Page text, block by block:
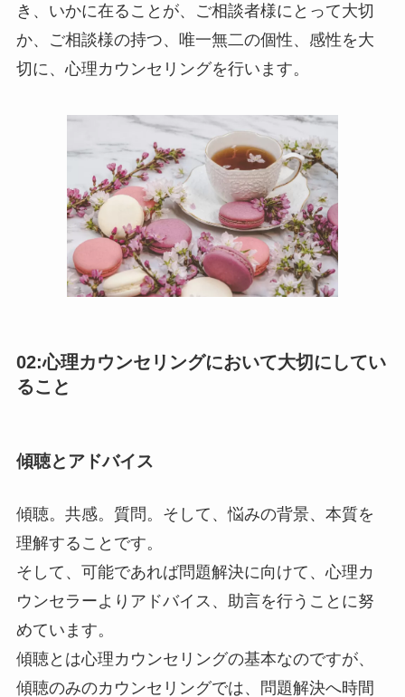
き、いかに在ることが、ご相談者様にとって大切
か、ご相談様の持つ、唯一無二の個性、感性を大
切に、心理カウンセリングを行います。
02:心理カウンセリングにおいて大切にしてい
ること
傾聴とアドバイス
傾聴。共感。質問。そして、悩みの背景、本質を
理解することです。
そして、可能であれば問題解決に向けて、心理カ
ウンセラーよりアドバイス、助言を行うことに努
めています。
傾聴とは心理カウンセリングの基本なのですが、
傾聴のみのカウンセリングでは、問題解決へ時間